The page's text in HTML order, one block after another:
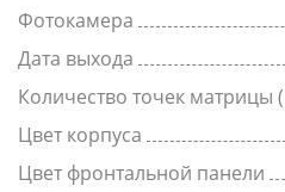
Фотокамера
Дата выхода
Количество точек матрицы
Цвет корпуса
Цвет фронтальной панели